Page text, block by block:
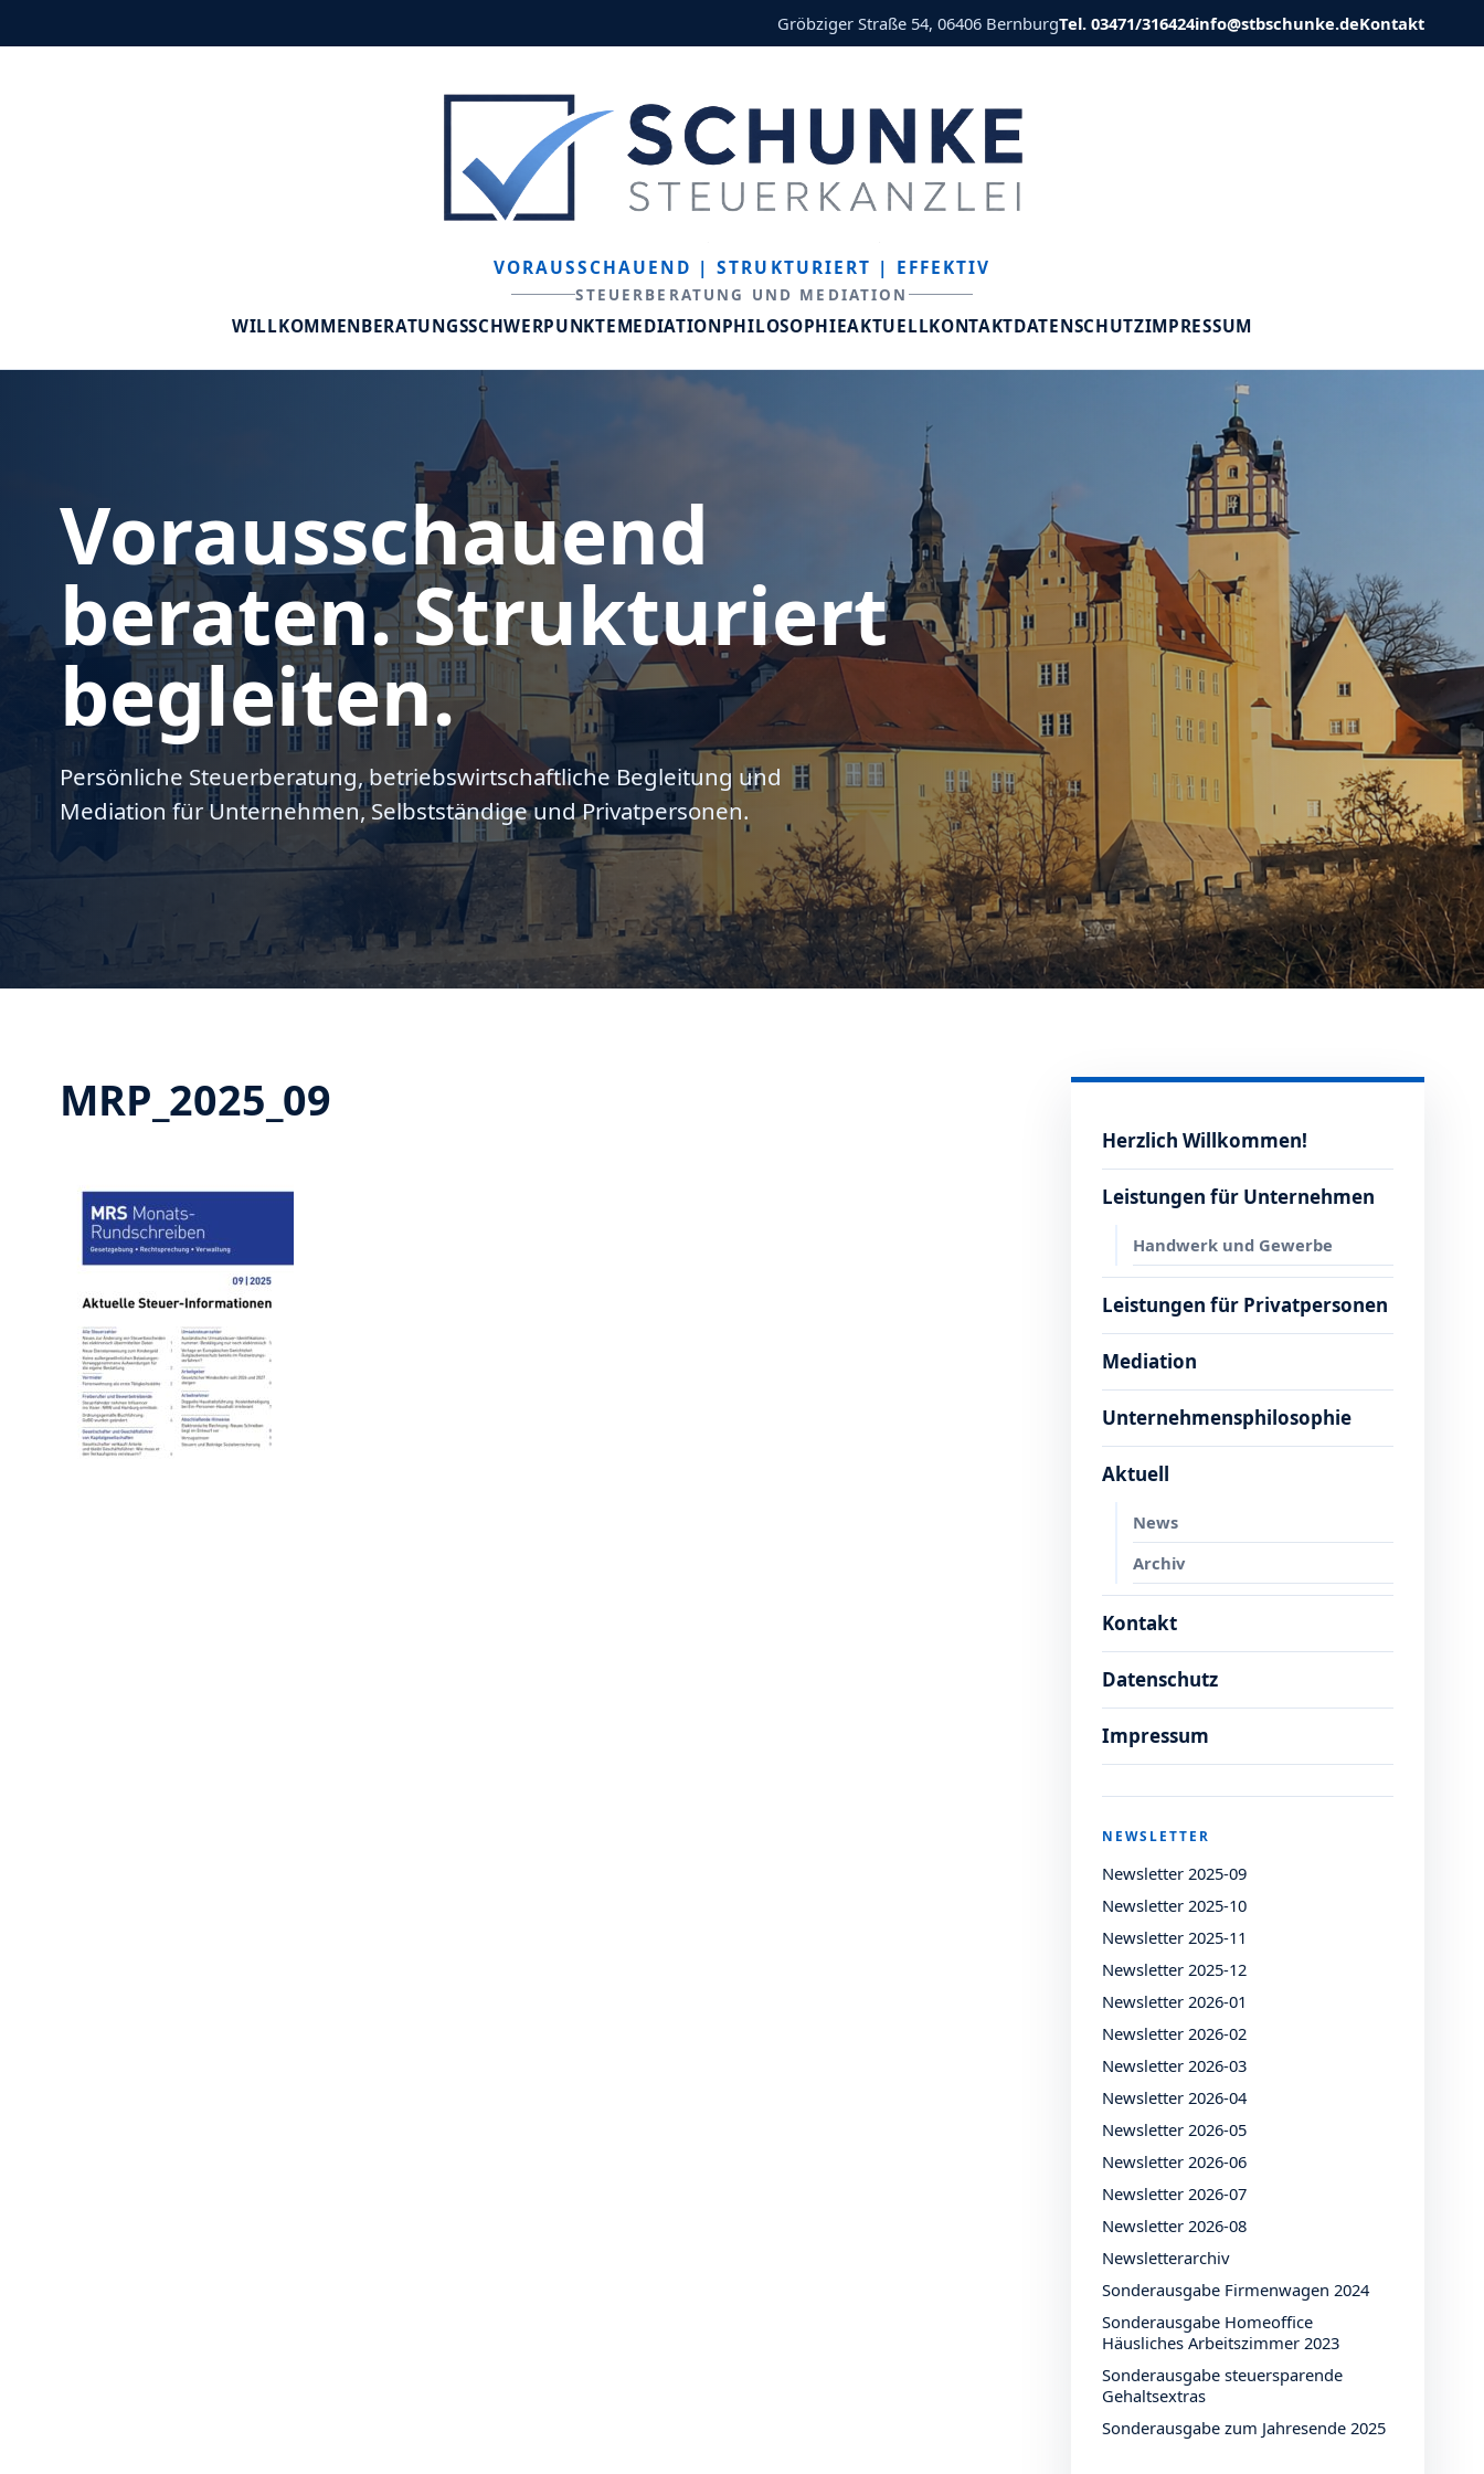
Gröbziger Straße 54, 06406 BernburgTel. 03471/316424info@stbschunke.deKontakt
VORAUSSCHAUEND | STRUKTURIERT | EFFEKTIV
STEUERBERATUNG UND MEDIATION
WILLKOMMENBERATUNGSSCHWERPUNKTEMEDIATIONPHILOSOPHIEAKTUELLKONTAKTDATENSCHUTZIMPRESSUM
Vorausschauend
beraten. Strukturiert
begleiten.
Persönliche Steuerberatung, betriebswirtschaftliche Begleitung und
Mediation für Unternehmen, Selbstständige und Privatpersonen.
MRP_2025_09
Herzlich Willkommen!
Leistungen für Unternehmen
Handwerk und Gewerbe
Leistungen für Privatpersonen
Mediation
Unternehmensphilosophie
Aktuell
News
Archiv
Kontakt
Datenschutz
Impressum
NEWSLETTER
Newsletter 2025-09
Newsletter 2025-10
Newsletter 2025-11
Newsletter 2025-12
Newsletter 2026-01
Newsletter 2026-02
Newsletter 2026-03
Newsletter 2026-04
Newsletter 2026-05
Newsletter 2026-06
Newsletter 2026-07
Newsletter 2026-08
Newsletterarchiv
Sonderausgabe Firmenwagen 2024
Sonderausgabe Homeoffice
Häusliches Arbeitszimmer 2023
Sonderausgabe steuersparende
Gehaltsextras
Sonderausgabe zum Jahresende 2025